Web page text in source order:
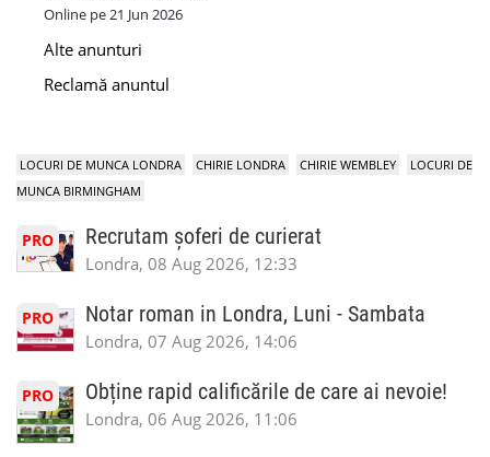
Online pe 21 Jun 2026
Alte anunturi
Reclamă anuntul
LOCURI DE MUNCA LONDRA CHIRIE LONDRA CHIRIE WEMBLEY
LOCURI DE
MUNCA BIRMINGHAM
PRO Recrutam șoferi de curierat
Londra, 08 Aug 2026, 12:33
PRO Notar roman in Londra, Luni - Sambata
Londra, 07 Aug 2026, 14:06
PRO Obține rapid calificările de care ai nevoie!
Londra, 06 Aug 2026, 11:06